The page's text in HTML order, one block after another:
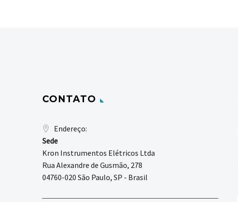
CONTATO
Endereço:
Sede
Kron Instrumentos Elétricos Ltda
Rua Alexandre de Gusmão, 278
04760-020 São Paulo, SP - Brasil